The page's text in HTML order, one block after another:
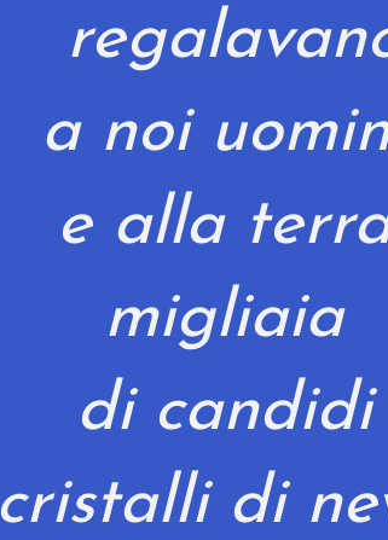
a noi
e alla
migliaia
di candidi
cristalli di